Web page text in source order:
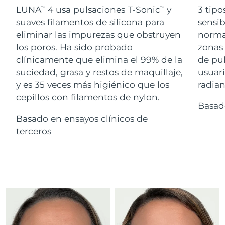
LUNATM 4 usa pulsaciones T-SonicTM
y
suaves filamentos de silicona para
eliminar las impurezas que obstruyen
los poros. Ha sido probado
clínicamente que elimina el 99% de la
suciedad, grasa y restos de maquillaje,
y es 35 veces más higiénico que los
cepillos con filamentos de nylon.
Basado en ensayos clínicos de
terceros
3
de
For healthy hair
18% PAP
Cosméticos Hombres
Comprar todo
FOREO APP
Israel Entrega prevista 8/13/26
Italia Entrega prevista 8/9/26
Japón Entrega prevista 8/12/26
Jersey Entrega prevista 8/14/26
8/11/26
Kuwait
Lituania Entrega prevista8/9/26